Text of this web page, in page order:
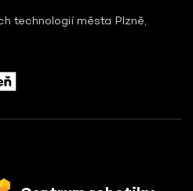
technologií města Plzně,